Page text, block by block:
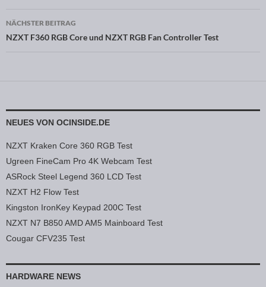
NÄCHSTER BEITRAG
NZXT F360 RGB Core und NZXT RGB Fan Controller Test
NEUES VON OCINSIDE.DE
NZXT Kraken Core 360 RGB Test
Ugreen FineCam Pro 4K Webcam Test
ASRock Steel Legend 360 LCD Test
NZXT H2 Flow Test
Kingston IronKey Keypad 200C Test
NZXT N7 B850 AMD AM5 Mainboard Test
Cougar CFV235 Test
HARDWARE NEWS